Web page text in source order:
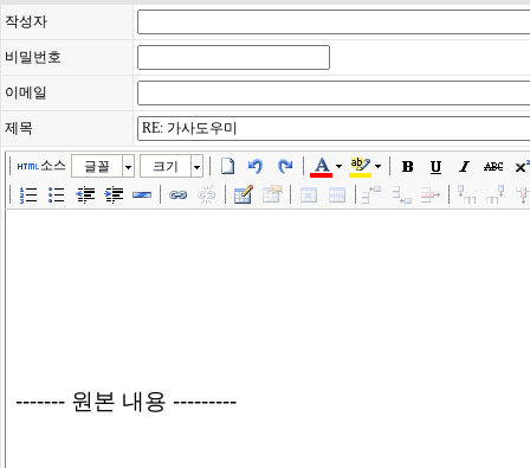
작성자
비밀번호
이메일
제목
소스 글꼴 크기